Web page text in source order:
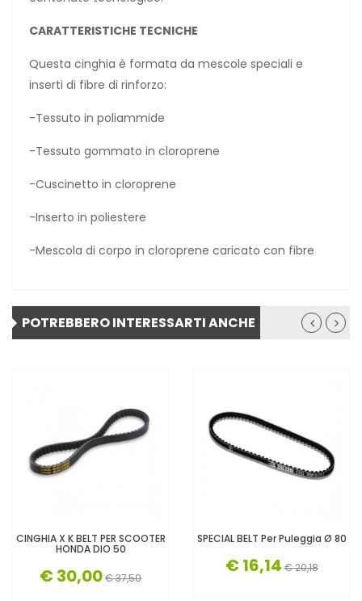
CARATTERISTICHE TECNICHE
Questa cinghia è formata da mescole speciali e
inserti di fibre di rinforzo:
-Tessuto in poliammide
-Tessuto gommato in cloroprene
-Cuscinetto in cloroprene
-Inserto in poliestere
-Mescola di corpo in cloroprene caricato con fibre
POTREBBERO INTERESSARTI ANCHE
CINGHIA X K BELT PER SCOOTER
HONDA DIO 50
€ 30,00€ 37,50
SPECIAL BELT Per Puleggia Ø 80
€ 16,14 € 20,18